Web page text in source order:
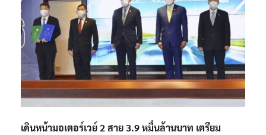
เดินหน้ามอเตอร์เวย์ 2 สาย 3.9 หมื่นล้านบาท เตรียม